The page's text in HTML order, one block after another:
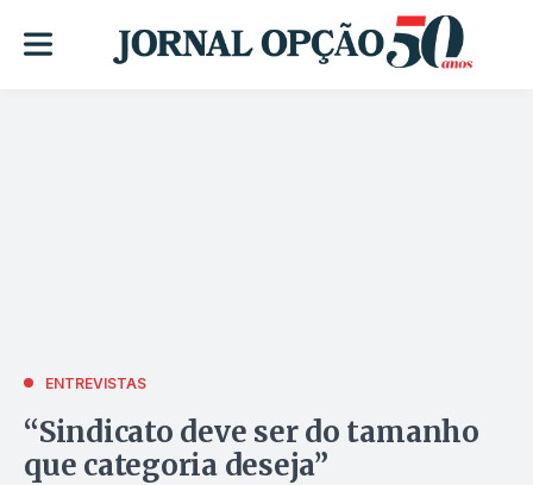
ENTREVISTAS
“Sindicato deve ser do tamanho
que categoria deseja”